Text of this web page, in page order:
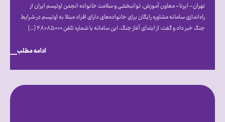
تهران- ایرنا- معاون آموزش، توانبخشی و سلامت خانواده انجمن اوتیسم ایران از
راه‌اندازی سامانه مشاوره رایگان برای خانواده‌های دارای افراد مبتلا به اوتیسم در شرایط
جنگ خبر داد و گفت: از ابتدای آغاز جنگ، این سامانه با شماره تلفن ۴۸۰۸۵۰۰۰ […]
ادامه مطلب